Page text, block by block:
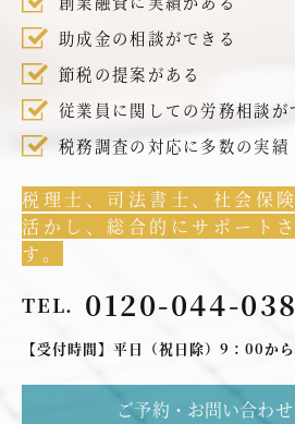
助成金の相談ができる
節税の提案がある
従業員に関しての労務相談が
税務調査の対応に多数の実績
税理士、司法書士、社会保
活かし、総合的にサポート
す。
TEL. 0120-044-038
【受付時間】平日（祝日除）9：00か
ご予約・お問い合わせ